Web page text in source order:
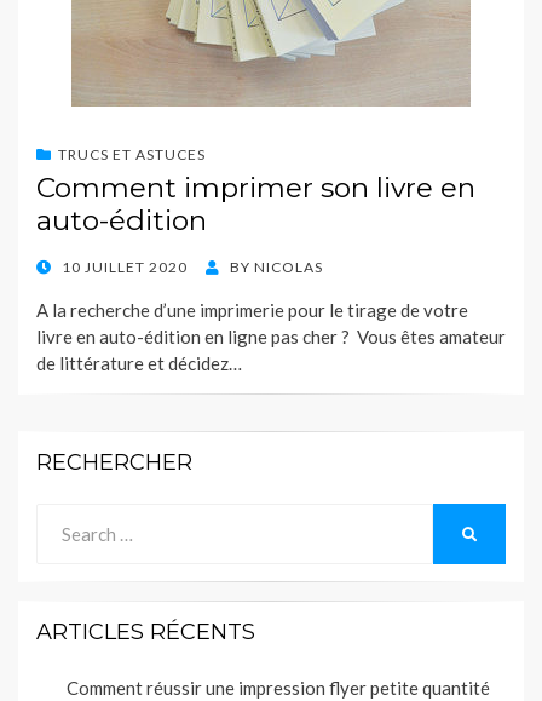
TRUCS ET ASTUCES
Comment imprimer son livre en
auto-édition
POSTED
10 JUILLET 2020 BY NICOLAS
A la recherche d’une imprimerie pour le tirage de votre
livre en auto-édition en ligne pas cher ? Vous êtes amateur
de littérature et décidez…
RECHERCHER
for:
ARTICLES RÉCENTS
Comment réussir une impression flyer petite quantité